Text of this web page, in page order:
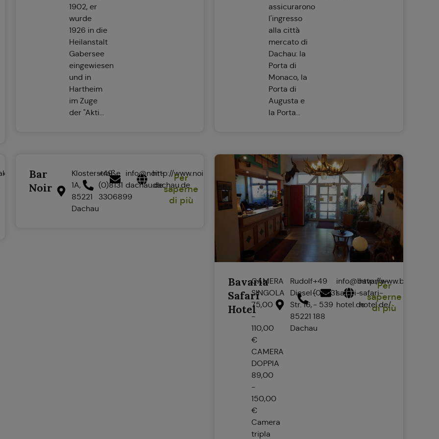
1902, er
wurde
1926 in die
Heilanstalt
Gabersee
eingewiesen
und in
Hartheim
im Zuge
der "Akti...
assicurarono
l'ingresso
alla città
mercato di
Dachau: la
Porta di
Monaco, la
Porta di
Augusta e
la Porta...
Bar
Noir
Klosterstraße
1A,
85221
Dachau
+49
(0)8131
3306899
info@noir-
dachau.de
http://www.noir-
dachau.de
Per
saperne
di più
Bavaria
Safari
Hotel
CAMERA
SINGOLA
75,00
-
110,00
€
CAMERA
DOPPIA
89,00
-
150,00
€
Camera
tripla
Rudolf-
Diesel-
Str. 16,
85221
Dachau
+49
(0)8131
- 539
188
info@bavaria-
safari-
hotel.de
http://www.bavaria-
safari-
hotel.de/
Per
saperne
di più